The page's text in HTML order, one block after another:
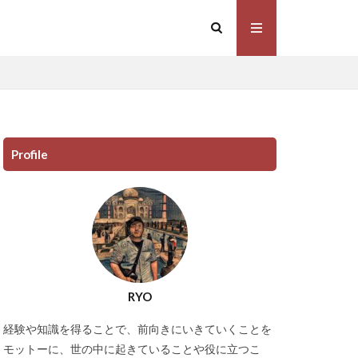
Profile
RYO
経験や知識を得ることで、前向きにいきていくことを
モットーに、世の中に起きていることや役に立つこ